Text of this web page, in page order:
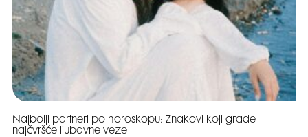
Najbolji partneri po horoskopu: Znakovi koji grade
najčvršće ljubavne veze